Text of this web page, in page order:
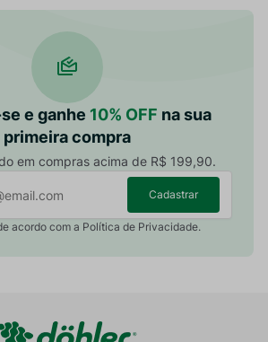
e ganhe 10% OFF na sua
primeira compra
em compras acima de R$ 199,90.
Cadastrar
acordo com a Política de Privacidade.